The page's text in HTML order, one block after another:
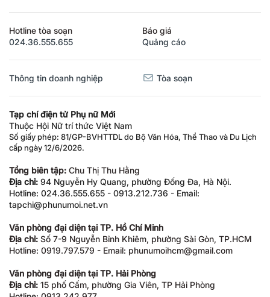
Hotline tòa soạn
024.36.555.655
Báo giá
Quảng cáo
Thông tin doanh nghiệp Tòa soạn
Tạp chí điện tử Phụ nữ Mới
Thuộc Hội Nữ trí thức Việt Nam
Số giấy phép: 81/GP-BVHTTDL do Bộ Văn Hóa, Thể Thao và Du Lịch
cấp ngày 12/6/2026.
Tổng biên tập: Chu Thị Thu Hằng
Địa chỉ: 94 Nguyễn Hy Quang, phường Đống Đa, Hà Nội.
Hotline: 024.36.555.655 - 0913.212.736 - Email:
tapchi@phunumoi.net.vn
Văn phòng đại diện tại TP. Hồ Chí Minh
Địa chỉ: Số 7-9 Nguyễn Bỉnh Khiêm, phường Sài Gòn, TP.HCM
Hotline: 0919.797.579 - Email: phunumoihcm@gmail.com
Văn phòng đại diện tại TP. Hải Phòng
Địa chỉ: 15 phố Cấm, phường Gia Viên, TP Hải Phòng